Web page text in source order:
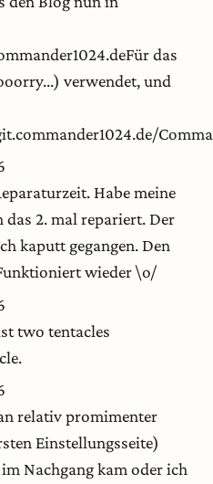
das
verwendet, und
Habe meine
das 2. mal repariert. Der
kaputt gegangen. Den
wieder \o/
two tentacles
relativ promimenter
Einstellungsseite)
Nachgang kam oder ich